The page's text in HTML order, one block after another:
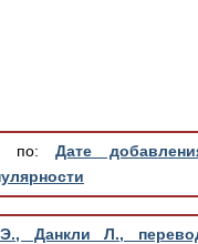
по:Дате
Э., Данкли Л.,